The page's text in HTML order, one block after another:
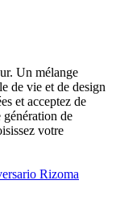
Un mélange
de vie et de design
et acceptez de
de
votre
Rizoma